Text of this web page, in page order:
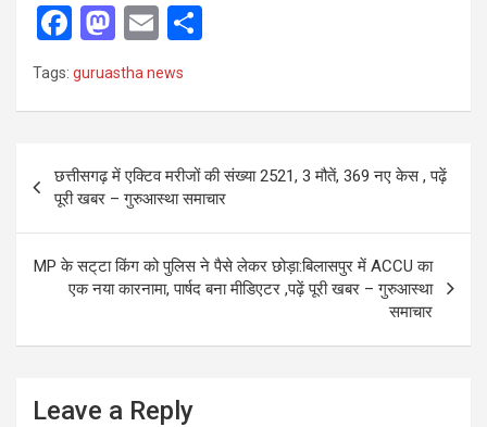
F
ce
o
o
k
M
a
st
d
o
n
E
ail
Tags: guruastha news
navigation
छत्तीसगढ़ में एक्टिव मरीजों की संख्या 2521, 3 मौतें, 369 नए केस , पढ़ें
पूरी खबर – गुरुआस्था समाचार
MP के सट्‌टा किंग को पुलिस ने पैसे लेकर छोड़ा:बिलासपुर में ACCU का
एक नया कारनामा, पार्षद बना मीडिएटर ,पढ़ें पूरी खबर – गुरुआस्था
समाचार
Leave a Reply